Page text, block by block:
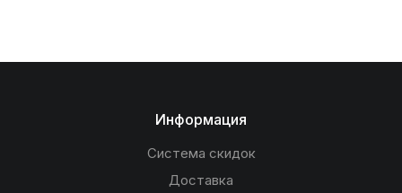
Информация
Система скидок
Доставка